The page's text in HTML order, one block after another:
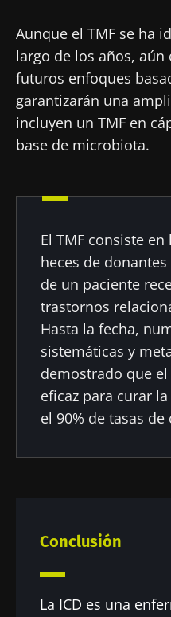
Aunque el TMF se ha
largo de los años,
futuros enfoques
garantizarán una
incluyen un TMF en
base de microbiota.
El TMF consiste
heces de
de un paciente
trastornos
Hasta la fecha,
sistemáticas y
demostrado que
eficaz para curar
el 90% de tasas de
Conclusión
La ICD es una